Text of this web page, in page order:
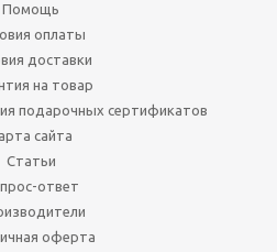
Помощь
оплаты
доставки
на товар
подарочных сертификатов
сайта
Статьи
ответ
оферта